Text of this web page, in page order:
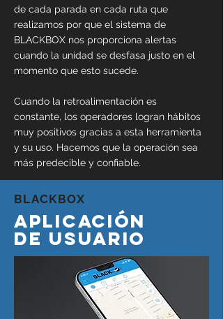
de cada parada en cada ruta que
realizamos por que el sistema de
BLACKBOX nos proporciona alertas
cuando la unidad se desfasa justo en el
momento que esto sucede.
Cuando la retroalimentación es
constante, los operadores logran hábitos
muy positivos gracias a esta herramienta
y su uso. Hacemos que la operación sea
más predecible y confiable.
BLACKBOX
APLICACIÓN
DE USUARIO